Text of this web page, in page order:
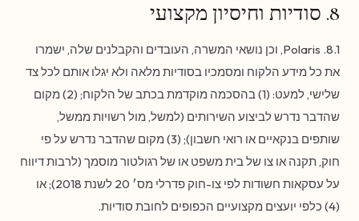
8. סודיות וחיסיון מקצועי
8.1. Polaris, וכן נושאי המשרה, העובדים והקבלנים שלה, ישמרו
את כל מידע הלקוח ומסמכיו בסודיות מלאה ולא יגלו אותם לכל צד
שלישי, למעט: (1) בהסכמה מוקדמת בכתב של הלקוח; (2) מקום
שהדבר נדרש לביצוע השירותים (למשל, מול רשויות ממשל,
שותפים בנקאיים או רואי חשבון); (3) מקום שהדבר נדרש על פי
חוק, תקנה או צו של בית משפט או של רגולטור מוסמך (לרבות דיווח
על עסקאות חשודות לפי צו-חוק פדרלי מס׳ 20 לשנת 2018); או
(4) כלפי יועצים מקצועיים הכפופים לחובת סודיות.